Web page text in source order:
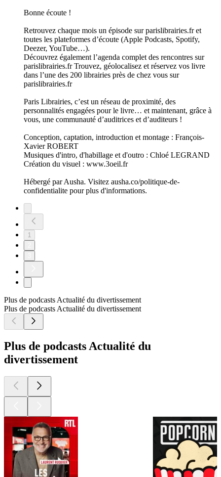
Bonne écoute !
Retrouvez chaque mois un épisode sur parislibrairies.fr et
toutes les plateformes d’écoute (Apple Podcasts, Spotify,
Deezer, YouTube…).
Découvrez également l’agenda complet des rencontres sur
parislibrairies.fr Trouvez, géolocalisez et réservez vos livre
dans l’une des 200 librairies près de chez vous sur
parislibrairies.fr
Paris Librairies, c’est un réseau de proximité, des
personnalités engagées pour le livre… et maintenant, grâce à
vous, une communauté d’auditrices et d’auditeurs !
Conception, captation, introduction et montage : François-
Xavier ROBERT
Musiques d'intro, d'habillage et d'outro : Chloé LEGRAND
Création du visuel : www.3oeil.fr
Hébergé par Ausha. Visitez ausha.co/politique-de-
confidentialite pour plus d'informations.
1
Plus de podcasts Actualité du divertissement
Plus de podcasts Actualité du divertissement
Plus de podcasts Actualité du
divertissement